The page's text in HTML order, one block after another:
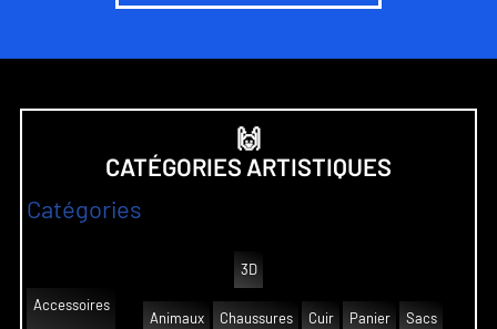
🙌
CATÉGORIES ARTISTIQUES
Catégories
3D
Accessoires
Animaux
Chaussures Cuir Panier Sacs